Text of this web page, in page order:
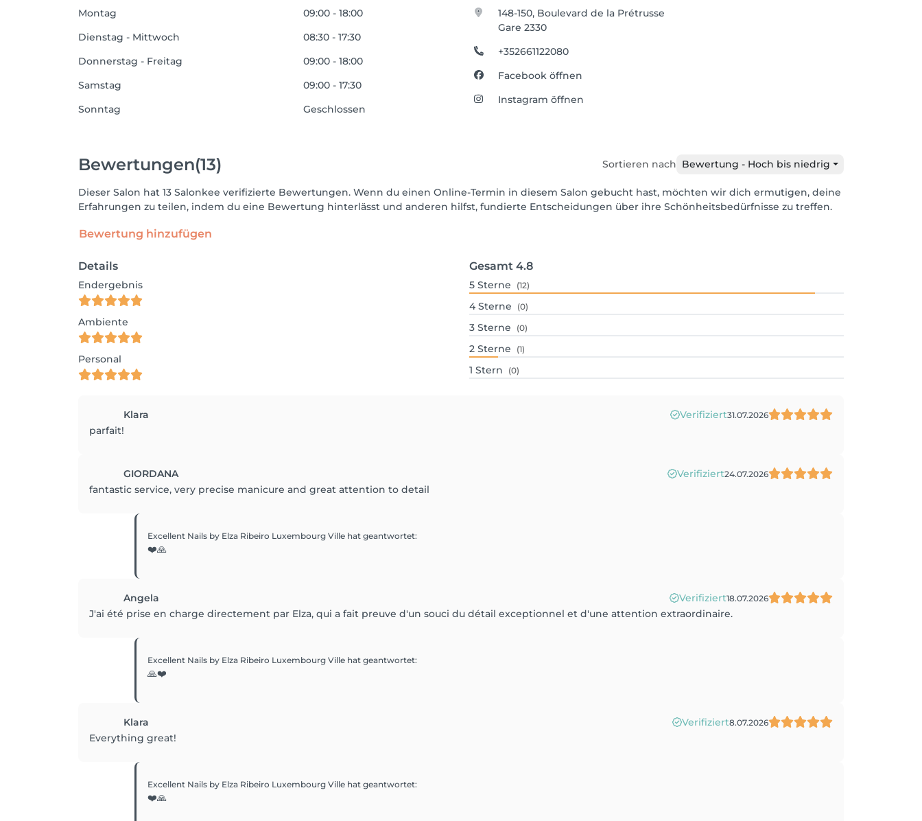
Montag
09:00 - 18:00
Dienstag - Mittwoch
08:30 - 17:30
Donnerstag - Freitag
09:00 - 18:00
Samstag
09:00 - 17:30
Sonntag
Geschlossen
148-150, Boulevard de la Prétrusse
Gare 2330
+352661122080
Facebook öffnen
Instagram öffnen
Bewertungen(13) Sortieren nach Bewertung - Hoch bis niedrig
Dieser Salon hat 13 Salonkee verifizierte Bewertungen. Wenn du einen Online-Termin in diesem Salon gebucht hast, möchten wir dich ermutigen, deine
Erfahrungen zu teilen, indem du eine Bewertung hinterlässt und anderen hilfst, fundierte Entscheidungen über ihre Schönheitsbedürfnisse zu treffen.
Bewertung hinzufügen
Details
Endergebnis
Ambiente
Personal
Gesamt 4.8
5 Sterne (12)
4 Sterne (0)
3 Sterne (0)
2 Sterne (1)
1 Stern (0)
Klara Verifiziert31.07.2026
parfait!
GIORDANA Verifiziert24.07.2026
fantastic service, very precise manicure and great attention to detail
Excellent Nails by Elza Ribeiro Luxembourg Ville hat geantwortet:
❤️🙏
Angela Verifiziert18.07.2026
J'ai été prise en charge directement par Elza, qui a fait preuve d'un souci du détail exceptionnel et d'une attention extraordinaire.
Excellent Nails by Elza Ribeiro Luxembourg Ville hat geantwortet:
🙏❤️
Klara Verifiziert8.07.2026
Everything great!
Excellent Nails by Elza Ribeiro Luxembourg Ville hat geantwortet:
❤️🙏